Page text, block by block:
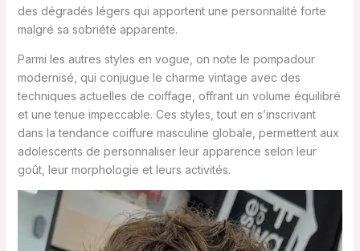
des dégradés légers qui apportent une personnalité forte
malgré sa sobriété apparente.
Parmi les autres styles en vogue, on note le pompadour
modernisé, qui conjugue le charme vintage avec des
techniques actuelles de coiffage, offrant un volume équilibré
et une tenue impeccable. Ces styles, tout en s’inscrivant
dans la tendance coiffure masculine globale, permettent aux
adolescents de personnaliser leur apparence selon leur
goût, leur morphologie et leurs activités.